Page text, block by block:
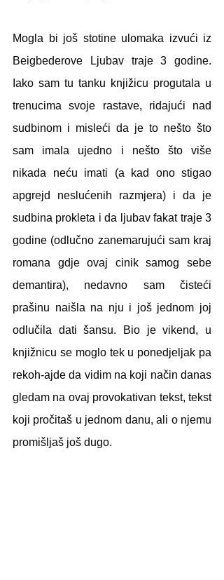
Mogla bi još stotine ulomaka izvući iz
Beigbederove Ljubav traje 3 godine.
Iako sam tu tanku knjižicu progutala u
trenucima svoje rastave, ridajući nad
sudbinom i misleći da je to nešto što
sam imala ujedno i nešto što više
nikada neću imati (a kad ono stigao
apgrejd neslućenih razmjera) i da je
sudbina prokleta i da ljubav fakat traje 3
godine (odlučno zanemarujući sam kraj
romana gdje ovaj cinik samog sebe
demantira), nedavno sam čisteći
prašinu naišla na nju i još jednom joj
odlučila dati šansu. Bio je vikend, u
knjižnicu se moglo tek u ponedjeljak pa
rekoh-ajde da vidim na koji način danas
gledam na ovaj provokativan tekst, tekst
koji pročitaš u jednom danu, ali o njemu
promišljaš još dugo.